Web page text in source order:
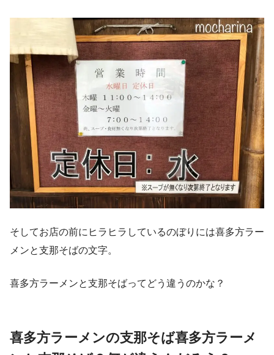
そしてお店の前にヒラヒラしているのぼりには喜多方ラー
メンと支那そばの文字。
喜多方ラーメンと支那そばってどう違うのかな？
喜多方ラーメンの支那そば喜多方ラーメ